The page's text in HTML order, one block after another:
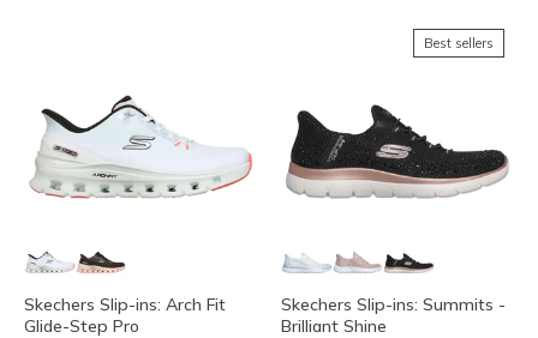
Skechers Slip-ins: Arch Fit
Glide-Step Pro
Best sellers
Skechers Slip-ins: Summits -
Brilliant Shine